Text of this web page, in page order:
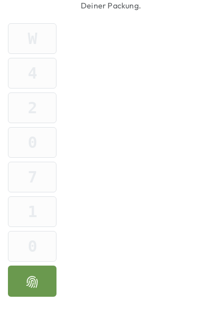
Deiner Packung.
Pack-ID eingeben (Marken-Präfix + 6